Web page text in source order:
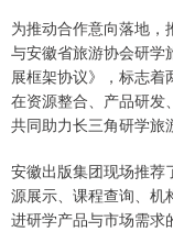
为推动合作意向落地，
与安徽省旅游协会研学
展框架协议》，标志
在资源整合、产品研发
共同助力长三角研学旅
安徽出版集团现场推荐
源展示、课程查询、机
进研学产品与市场需求